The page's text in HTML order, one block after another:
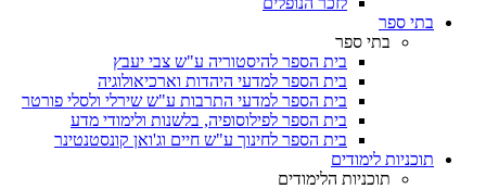
בתי ספר
בתי ספר
בית הספר להיסטוריה ע"ש צבי יעבץ
בית הספר למדעי היהדות וארכיאולוגיה
בית הספר למדעי התרבות ע"ש שירלי ולסלי פורטר
בית הספר לפילוסופיה, בלשנות ולימודי מדע
בית הספר לחינוך ע"ש חיים וג'ואן קונסטנטינר
תוכניות לימודים
תוכניות הלימודים